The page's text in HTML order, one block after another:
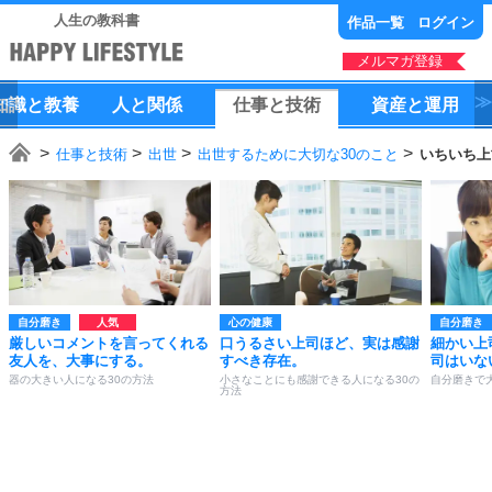
人生の教科書 作品一覧 ログイン
メルマガ登録
識と教養 人 と 関係 仕事と技術 資産と運用
仕事と技術 出世 出世するために大切な30のこと いちいち
自分磨き
厳しいコメントを言ってくれる
友人を、大事にする。
器の大きい人になる30の方法
心の健康
口うるさい上司ほど、実は感謝
すべき存在。
小さなことにも感謝できる人になる30の
方法
自分磨き
細かい上
司はいな
自分磨きで